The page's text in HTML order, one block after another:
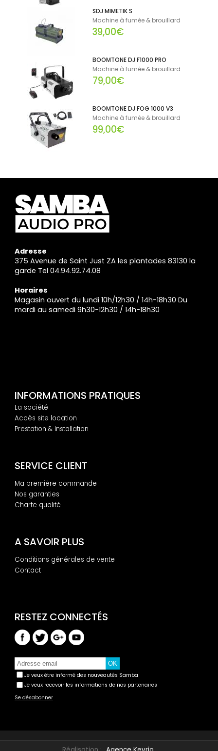
SDJ MIMETIK S
Machine à fumée & brouillard
39,00€
BOOMTONE DJ F1000 PRO
Machine à fumée & brouillard
79,00€
BOOMTONE DJ FOG 1000 V3
Machine à fumée & brouillard
99,00€
Adresse
375 Avenue de Saint Just ZA les plantades 83130 la
garde Tel 04.94.92.74.08
Horaires
Magasin ouvert du lundi 10h/12h30 / 14h-18h30 Du
mardi au samedi 9h30-12h30 / 14h-18h30
INFORMATIONS PRATIQUES
La société
Accès site location
Prestation & Installation
SERVICE CLIENT
Ma première commande
Nos garanties
Charte qualité
A SAVOIR PLUS
Conditions générales de vente
Contact
Je veux être informé des nouveautés Samba
Je veux recevoir les informations de nos partenaires
Se désabonner